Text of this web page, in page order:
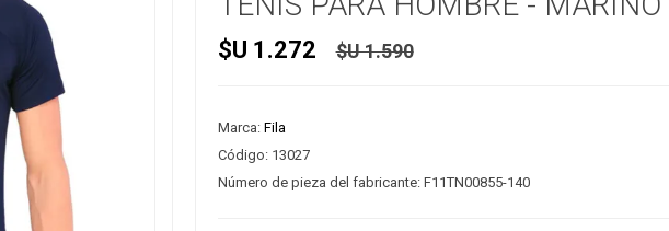
$U 1.272 $U 1.590
Marca: Fila
Código: 13027
Número de pieza del fabricante: F11TN00855-140